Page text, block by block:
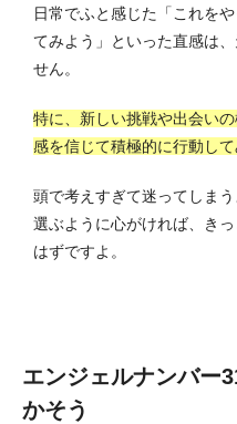
日常でふと感じた「これを
てみよう」といった直感は
せん。
特に、新しい挑戦や出会い
感を信じて積極的に行動して
頭で考えすぎて迷ってしま
選ぶように心がければ、き
はずですよ。
エンジェルナンバー
かそう